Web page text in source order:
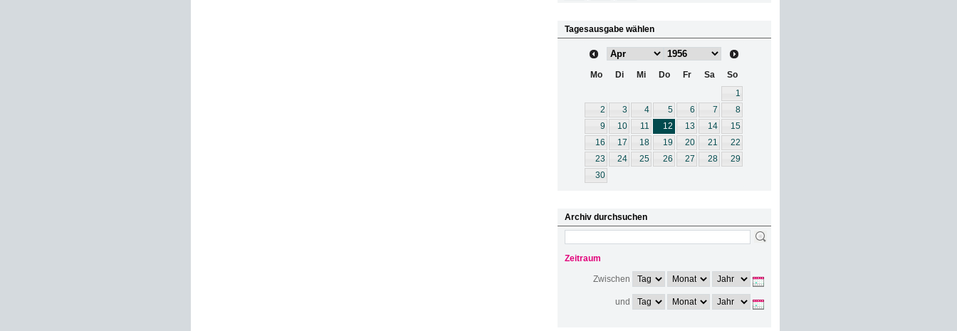
Tagesausgabe wählen
Mo Di Mi Do Fr Sa
So
1
2
3 4 5 6 7
8
9
10 11 12 13 14
15
16
17 18 19 20 21
22
23
24 25 26 27 28
29
30
Archiv durchsuchen
Zeitraum
Zwischen
und